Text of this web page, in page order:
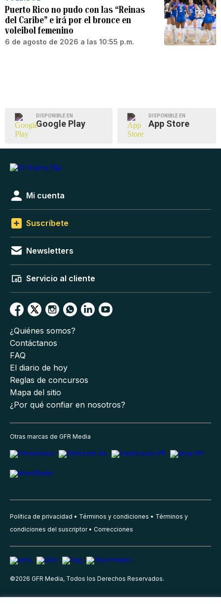
Puerto Rico no pudo con las “Reinas
del Caribe” e irá por el bronce en
voleibol femenino
6 de agosto de 2026 a las 10:55 p.m.
DISPONIBLE EN
Google Play
DISPONIBLE EN
App Store
Mi cuenta
Suscríbete
Newsletters
Servicio al cliente
¿Quiénes somos?
Contáctanos
FAQ
El diario de hoy
Reglas de concursos
Mapa del sitio
¿Por qué confiar en nosotros?
Otras marcas de GFR Media
Política de privacidad Términos y condiciones
Términos y
condiciones del suscriptor
Correcciones
©2026 GFR Media, Todos los Derechos Reservados.